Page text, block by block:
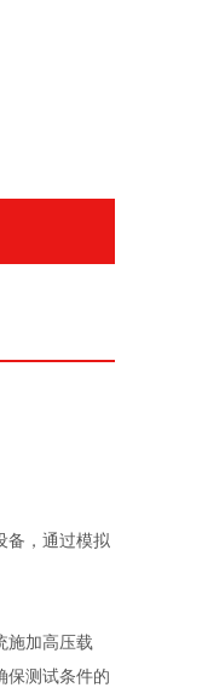
，通过模拟
施加高压载
保测试条件的